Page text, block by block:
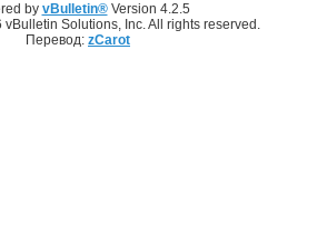
by vBulletin®Version 4.2.5
Solutions, Inc. All rights reserved.
Перевод: zCarot